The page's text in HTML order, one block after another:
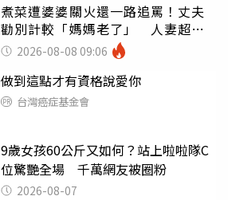
煮菜遭婆婆關火還一路追罵！丈夫
勸別計較「媽媽老了」 人妻超崩
潰：我像台傭
2026-08-08 09:06
做到這點才有資格說愛你
台灣癌症基金會
9歲女孩60公斤又如何？站上啦啦隊C
位驚艷全場 千萬網友被圈粉
2026-08-07